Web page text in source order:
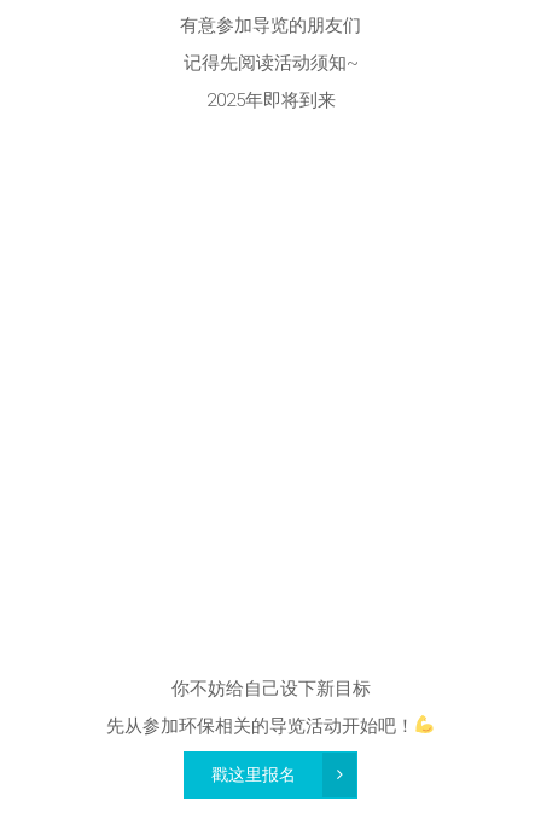
有意参加导览的朋友们
记得先阅读活动须知~
2025年即将到来
你不妨给自己设下新目标
先从参加环保相关的导览活动开始吧！
戳这里报名